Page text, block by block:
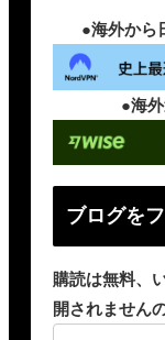
●海外から
●海
ブログを
購読は無料、
開されません